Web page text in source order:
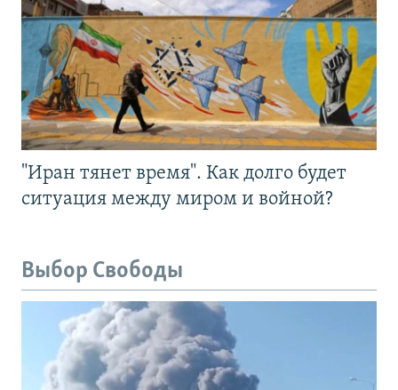
"Иран тянет время". Как долго будет
ситуация между миром и войной?
Выбор Свободы